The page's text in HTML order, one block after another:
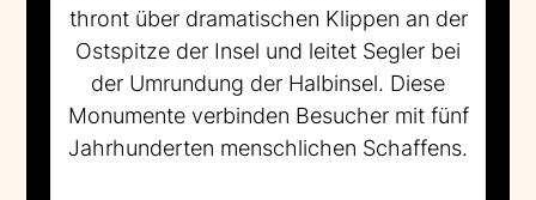
thront über dramatischen Klippen an der
Ostspitze der Insel und leitet Segler bei
der Umrundung der Halbinsel. Diese
Monumente verbinden Besucher mit fünf
Jahrhunderten menschlichen Schaffens.